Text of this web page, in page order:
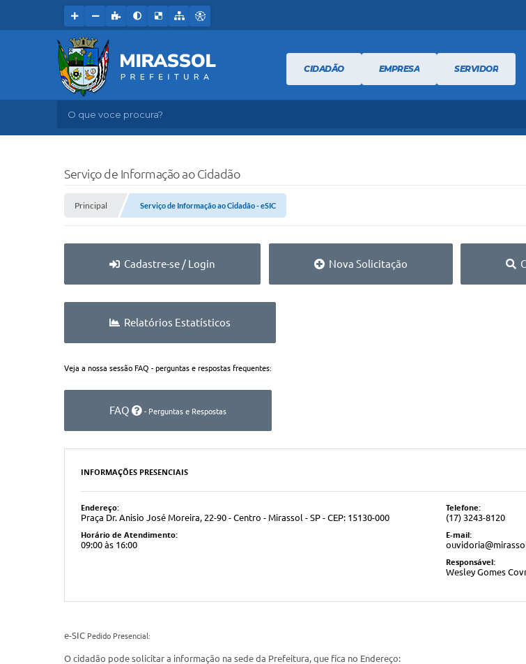
O que voce procura?
CIDADÃO EMPRESA SERVIDOR
Serviço de Informação ao Cidadão
Principal Serviço de Informação ao Cidadão - eSIC
Cadastre-se / Login Nova Solicitação
Relatórios Estatísticos
Veja a nossa sessão FAQ - perguntas e respostas frequentes:
FAQ - Perguntas e Respostas
INFORMAÇÕES PRESENCIAIS
Endereço:
Praça Dr. Anisio José Moreira, 22-90 - Centro - Mirassol - SP - CEP: 15130-000
Horário de Atendimento:
09:00 às 16:00
Telefone:
(17) 3243-8120
E-mail:
Responsável:
Wesley Gomes
e-SIC Pedido Presencial:
O cidadão pode solicitar a informação na sede da Prefeitura, que fica no Endereço: